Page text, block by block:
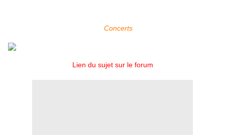
Concerts
Lien du sujet sur le forum